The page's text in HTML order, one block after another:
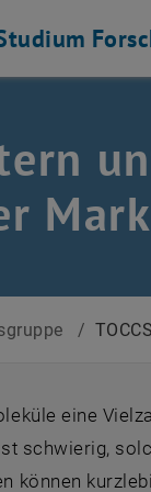
/
eine
schwierig,
können